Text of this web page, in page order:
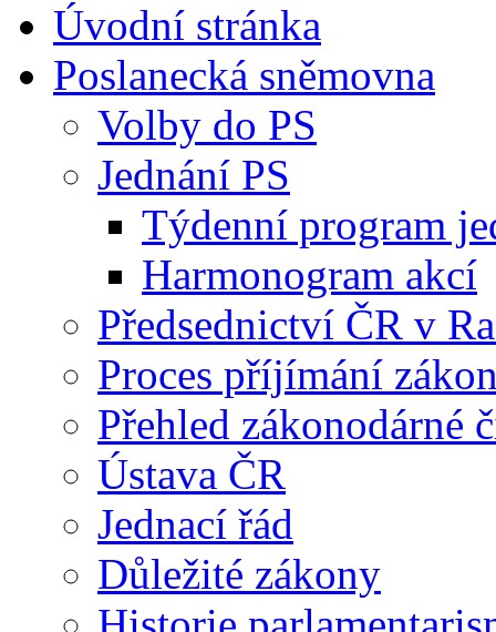
Úvodní stránka
Poslanecká sněmovna
Volby do PS
Jednání PS
Týdenní program
Harmonogram akcí
Předsednictví ČR v
Proces příjímání
Přehled zákonodárné
Ústava ČR
Jednací řád
Důležité zákony